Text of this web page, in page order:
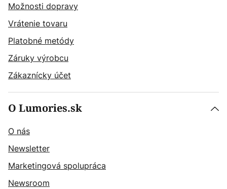
Možnosti dopravy
Vrátenie tovaru
Platobné metódy
Záruky výrobcu
Zákaznícky účet
O Lumories.sk
O nás
Newsletter
Marketingová spolupráca
Newsroom